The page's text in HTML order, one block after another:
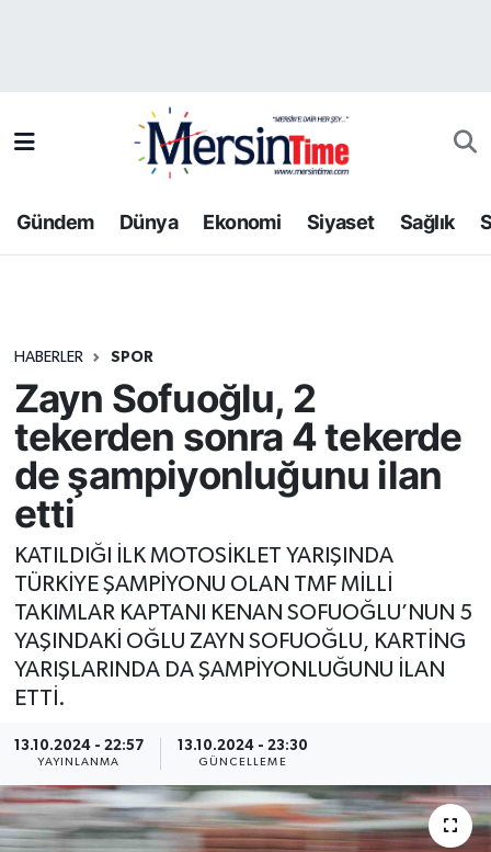
Gündem Dünya Ekonomi Siyaset Sağlık
HABERLER SPOR
Zayn Sofuoğlu, 2
tekerden sonra 4 tekerde
de şampiyonluğunu ilan
etti
KATILDIĞI İLK MOTOSİKLET YARIŞINDA
TÜRKİYE ŞAMPİYONU OLAN TMF MİLLİ
TAKIMLAR KAPTANI KENAN SOFUOĞLU’NUN 5
YAŞINDAKİ OĞLU ZAYN SOFUOĞLU, KARTİNG
YARIŞLARINDA DA ŞAMPİYONLUĞUNU İLAN
ETTİ.
13.10.2024 - 22:57
YAYINLANMA
13.10.2024 - 23:30
GÜNCELLEME
Bilim-Teknoloji
Dünya
Ekonomi
Gündem
Kültür-Sanat
Resmi İlan
Sağlık
Siyaset
Spor
Yaşam
Trafik Durumu
Tüm Manşetler
Haber Arşivi